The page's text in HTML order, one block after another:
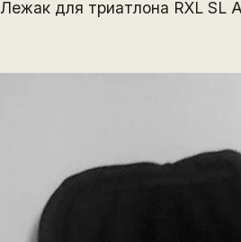
Лежак для триатлона RXL